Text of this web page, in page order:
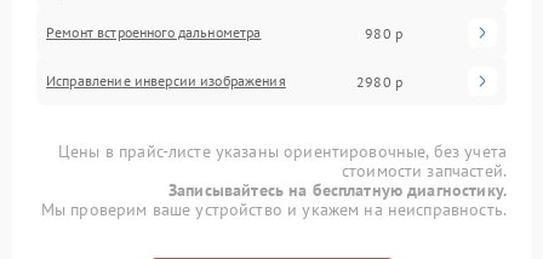
Ремонт встроенного дальнометра 980 р
Исправление инверсии изображения 2980 р
Цены в прайс-листе указаны ориентировочные, без учета
стоимости запчастей.
Записывайтесь на бесплатную диагностику.
Мы проверим ваше устройство и укажем на неисправность.